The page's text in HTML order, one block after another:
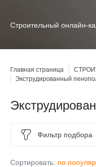
Строительный онлайн-
Главная страница
Экструдированный
Фильтр подбора
Сортировать: по